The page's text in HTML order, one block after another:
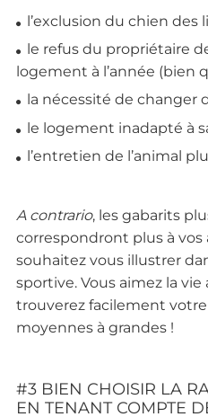
l’exclusion du chien des
le refus du propriétaire
logement à l’année (bien
la nécessité de changer
le logement inadapté à
l’entretien de l’animal
A contrario, les gabarits
correspondront plus à
souhaitez vous illustrer
sportive. Vous aimez la vie
trouverez facilement
moyennes à grandes !
#3 BIEN CHOISIR LA
EN TENANT COMPTE